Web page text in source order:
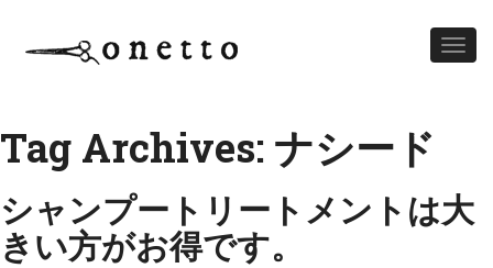
Tag Archives: ナシード
シャンプートリートメントは大
きい方がお得です。